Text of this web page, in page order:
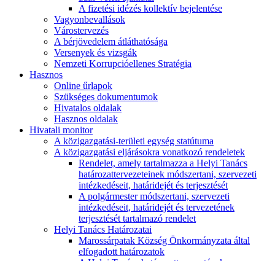
A fizetési idézés kollektív bejelentése
Vagyonbevallások
Várostervezés
A bérjövedelem átláthatósága
Versenyek és vizsgák
Nemzeti Korrupcióellenes Stratégia
Hasznos
Online űrlapok
Szükséges dokumentumok
Hivatalos oldalak
Hasznos oldalak
Hivatali monitor
A közigazgatási-területi egység statútuma
A közigazgatási eljárásokra vonatkozó rendeletek
Rendelet, amely tartalmazza a Helyi Tanács
határozattervezeteinek módszertani, szervezeti
intézkedéseit, határidejét és terjesztését
A polgármester módszertani, szervezeti
intézkedéseit, határidejét és tervezetének
terjesztését tartalmazó rendelet
Helyi Tanács Határozatai
Marossárpatak Község Önkormányzata által
elfogadott határozatok